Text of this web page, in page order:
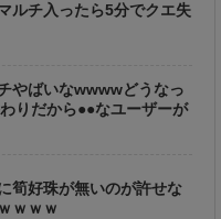
ルチ入ったら5分でクエ失
やばいなwwwwどうなっ
りだから●●なユーザーが
筍好珠が無いのが許せな
ｗｗｗ